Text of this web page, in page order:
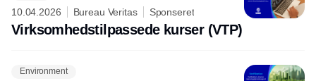
10.04.2026 Bureau Veritas Sponseret
Virksomhedstilpassede kurser (VTP)
Environment